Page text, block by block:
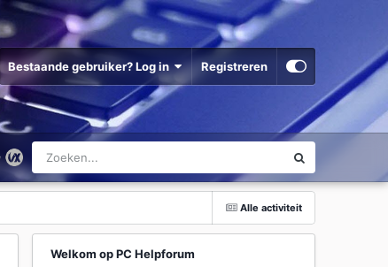
Bestaande gebruiker? Log in Registreren
Alle activiteit
Welkom op PC Helpforum